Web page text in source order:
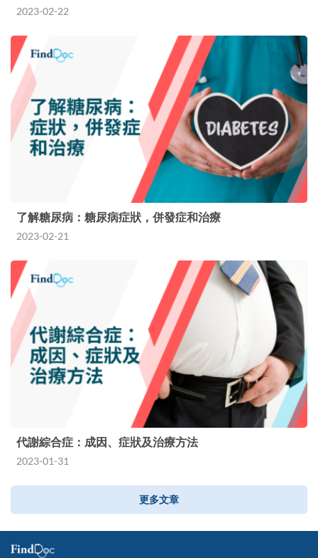
2023-02-22
了解糖尿病：糖尿病症狀，併發症和治療
2023-02-21
代謝綜合症：成因、症狀及治療方法
2023-01-31
更多文章